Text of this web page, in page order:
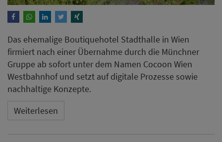
Das ehemalige Boutiquehotel Stadthalle in Wien
firmiert nach einer Übernahme durch die Münchner
Gruppe ab sofort unter dem Namen Cocoon Wien
Westbahnhof und setzt auf digitale Prozesse sowie
nachhaltige Konzepte.
Weiterlesen